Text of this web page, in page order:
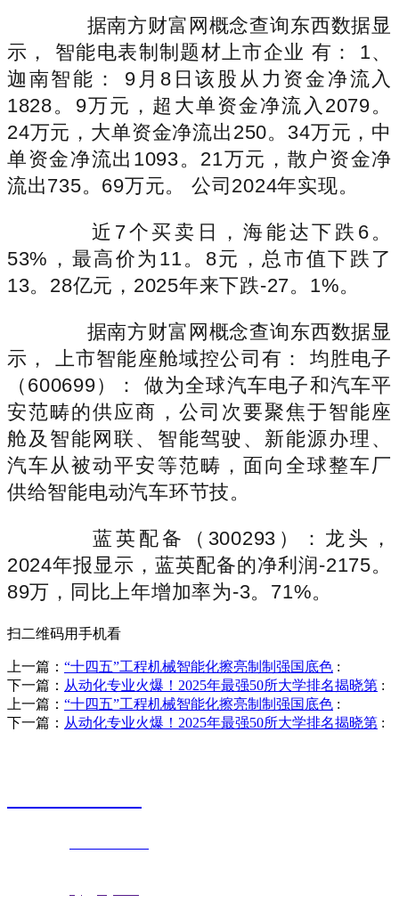
据南方财富网概念查询东西数据显
示， 智能电表制制题材上市企业 有： 1、
迦南智能： 9月8日该股从力资金净流入
1828。9万元，超大单资金净流入2079。
24万元，大单资金净流出250。34万元，中
单资金净流出1093。21万元，散户资金净
流出735。69万元。 公司2024年实现。
近7个买卖日，海能达下跌6。
53%，最高价为11。8元，总市值下跌了
13。28亿元，2025年来下跌-27。1%。
据南方财富网概念查询东西数据显
示， 上市智能座舱域控公司有： 均胜电子
（600699）： 做为全球汽车电子和汽车平
安范畴的供应商，公司次要聚焦于智能座
舱及智能网联、智能驾驶、新能源办理、
汽车从被动平安等范畴，面向全球整车厂
供给智能电动汽车环节技。
蓝英配备（300293）：龙头，
2024年报显示，蓝英配备的净利润-2175。
89万，同比上年增加率为-3。71%。
扫二维码用手机看
上一篇： “十四五”工程机械智能化擦亮制制强国底色 :
下一篇： 从动化专业火爆！2025年最强50所大学排名揭晓第 :
上一篇： “十四五”工程机械智能化擦亮制制强国底色 :
下一篇： 从动化专业火爆！2025年最强50所大学排名揭晓第 :